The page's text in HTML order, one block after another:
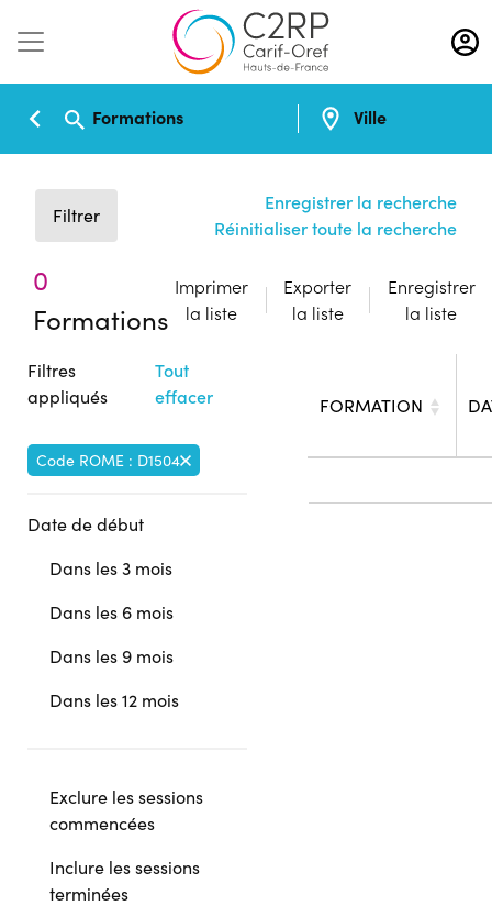
Aller
au
contenu
Formations Ville
Filtrer
Enregistrer la recherche
Réinitialiser toute la recherche
0
Formations
Imprimer
la liste
Exporter
la liste
Enregistrer
la liste
Filtres
appliqués
Tout
effacer
Code ROME : D1504
Date de début
Dans les 3 mois
Dans les 6 mois
Dans les 9 mois
Dans les 12 mois
Exclure les sessions
commencées
Inclure les sessions
terminées
FORMATION